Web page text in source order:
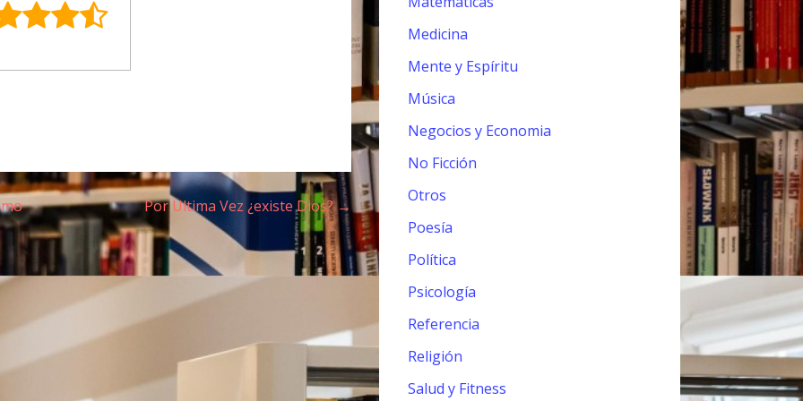
Por Ultima Vez ¿existe Dios? →
Medicina
Mente y Espíritu
Música
Negocios y Economia
No Ficción
Otros
Poesía
Política
Psicología
Referencia
Religión
Salud y Fitness